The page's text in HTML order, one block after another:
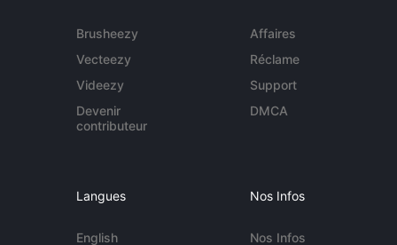
Brusheezy
Vecteezy
Videezy
Devenir
contributeur
Affaires
Réclame
Support
DMCA
Langues
English
Nos Infos
Nos Infos